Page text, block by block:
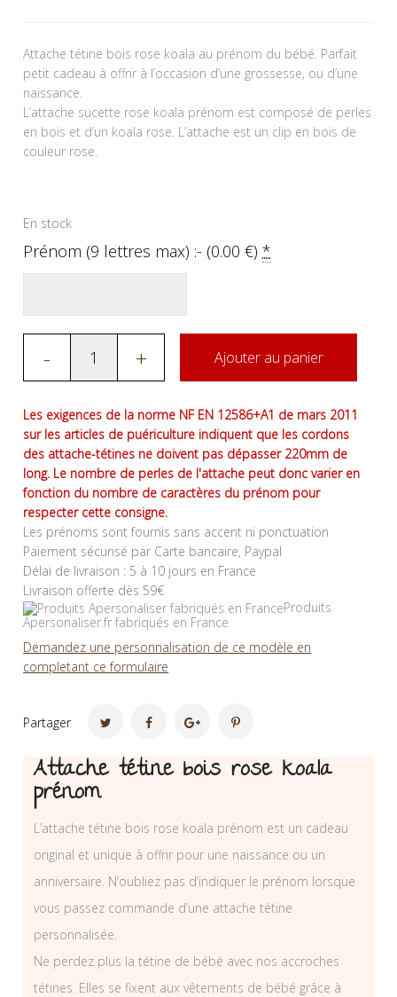
Attache tétine bois rose koala au prénom du bébé. Parfait
petit cadeau à offrir à l’occasion d’une grossesse, ou d’une
naissance.
L’attache sucette rose koala prénom est composé de perles
en bois et d’un koala rose. L’attache est un clip en bois de
couleur rose.
En stock
Prénom (9 lettres max) :- (0.00€)*
- + Ajouter au panier
Les exigences de la norme NF EN 12586+A1 de mars 2011
sur les articles de puériculture indiquent que les cordons
des attache-tétines ne doivent pas dépasser 220mm de
long. Le nombre de perles de l'attache peut donc varier en
fonction du nombre de caractères du prénom pour
respecter cette consigne.
Les prénoms sont fournis sans accent ni ponctuation
Paiement sécurisé par Carte bancaire, Paypal
Délai de livraison : 5 à 10 jours en France
Livraison offerte dès 59€
Produits
Apersonaliser.fr fabriqués en France
Demandez une personnalisation de ce modèle en
completant ce formulaire
Partager
Attache tétine bois rose koala
prénom
L’attache tétine bois rose koala prénom est un cadeau
original et unique à offrir pour une naissance ou un
anniversaire. N’oubliez pas d’indiquer le prénom lorsque
vous passez commande d’une attache tétine
personnalisée.
Ne perdez plus la tétine de bébé avec nos accroches
tétines. Elles se fixent aux vêtements de bébé grâce à